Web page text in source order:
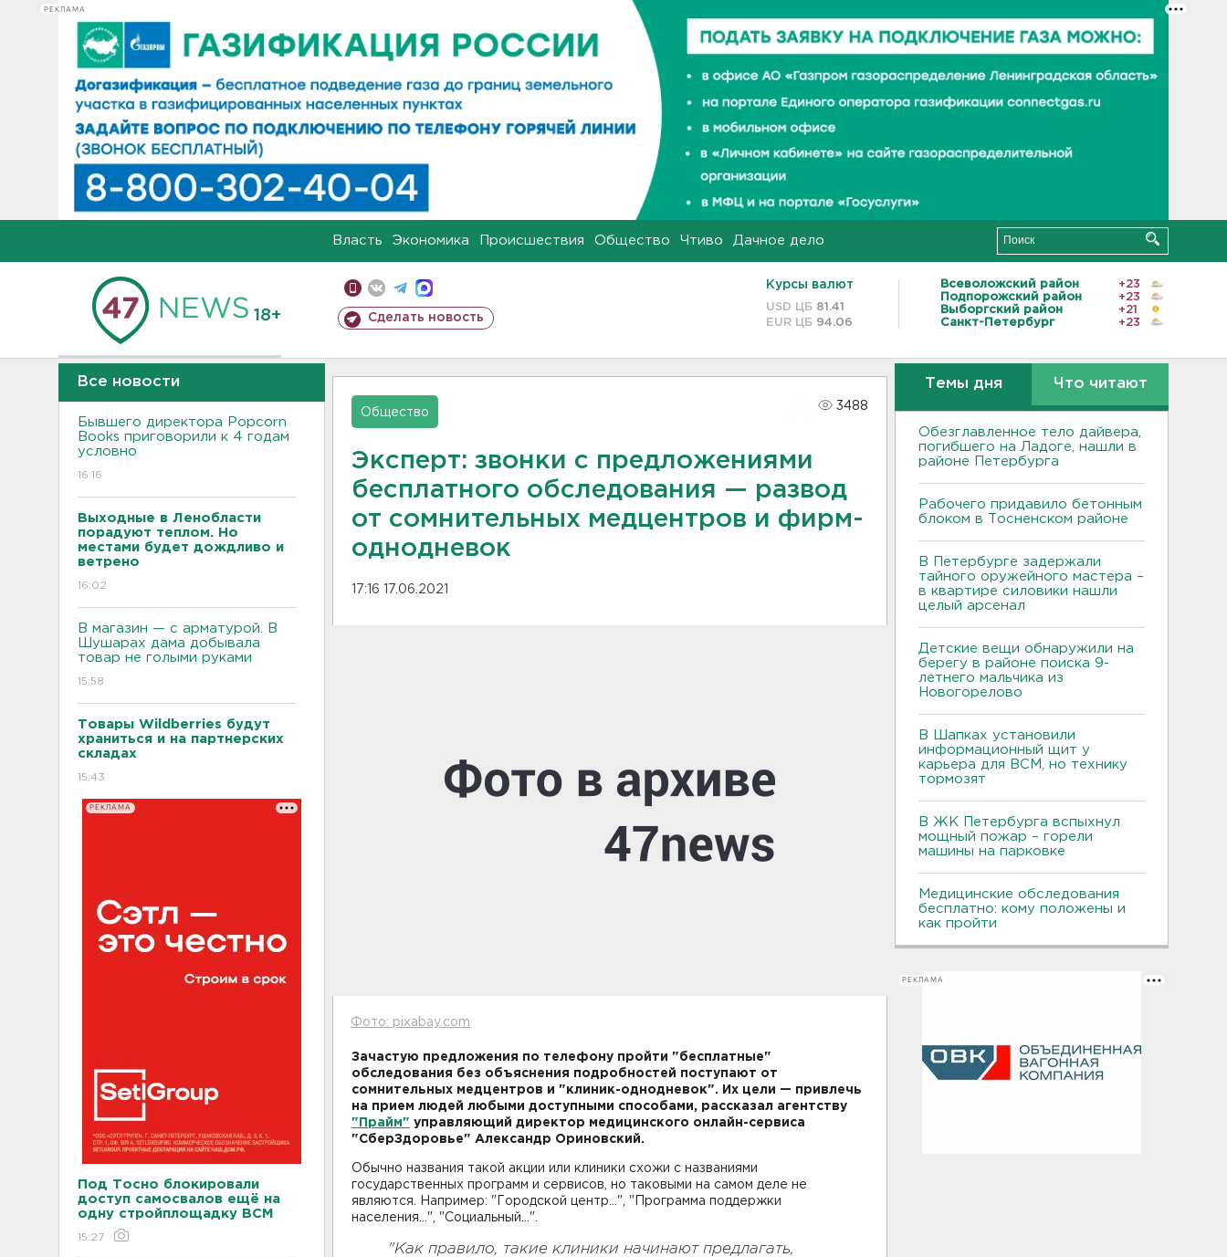
РЕКЛАМА
Власть Экономика Происшествия Общество Чтиво Дачное дело
18+ Сделать новость
Курсы валют
USD ЦБ 81.41
EUR ЦБ 94.06
Всеволожский район
+23
Подпорожский район
+23
Выборгский район
+21
Санкт-Петербург
+23
Все новости
Бывшего директора Popcorn
Books приговорили к 4 годам
условно
16:16
Выходные в Ленобласти
порадуют теплом. Но
местами будет дождливо и
ветрено
16:02
В магазин — с арматурой. В
Шушарах дама добывала
товар не голыми руками
15:58
Товары Wildberries будут
храниться и на партнерских
складах
15:43
РЕКЛАМА
Под Тосно блокировали
доступ самосвалов ещё на
одну стройплощадку ВСМ
15:27
Общество
3488
Эксперт: звонки с предложениями
бесплатного обследования — развод
от сомнительных медцентров и фирм-
однодневок
17:16 17.06.2021
Фото: pixabay.com
Зачастую предложения по телефону пройти "бесплатные"
обследования без объяснения подробностей поступают от
сомнительных медцентров и "клиник-однодневок". Их цели — привлечь
на прием людей любыми доступными способами, рассказал агентству
"Прайм" управляющий директор медицинского онлайн-сервиса
"СберЗдоровье" Александр Ориновский.
Обычно названия такой акции или клиники схожи с названиями
государственных программ и сервисов, но таковыми на самом деле не
являются. Например: "Городской центр…", "Программа поддержки
населения…", "Социальный…".
"Как правило, такие клиники начинают предлагать,
Темы дня Что читают
Обезглавленное тело дайвера,
погибшего на Ладоге, нашли в
районе Петербурга
Рабочего придавило бетонным
блоком в Тосненском районе
В Петербурге задержали
тайного оружейного мастера –
в квартире силовики нашли
целый арсенал
Детские вещи обнаружили на
берегу в районе поиска 9-
летнего мальчика из
Новогорелово
В Шапках установили
информационный щит у
карьера для ВСМ, но технику
тормозят
В ЖК Петербурга вспыхнул
мощный пожар – горели
машины на парковке
Медицинские обследования
бесплатно: кому положены и
как пройти
РЕКЛАМА